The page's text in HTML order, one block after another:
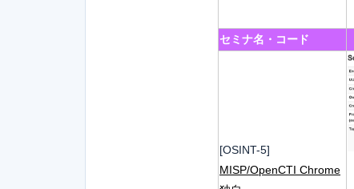
セミナ名・コード
[OSINT-5]
MISP/OpenCTI Chrome